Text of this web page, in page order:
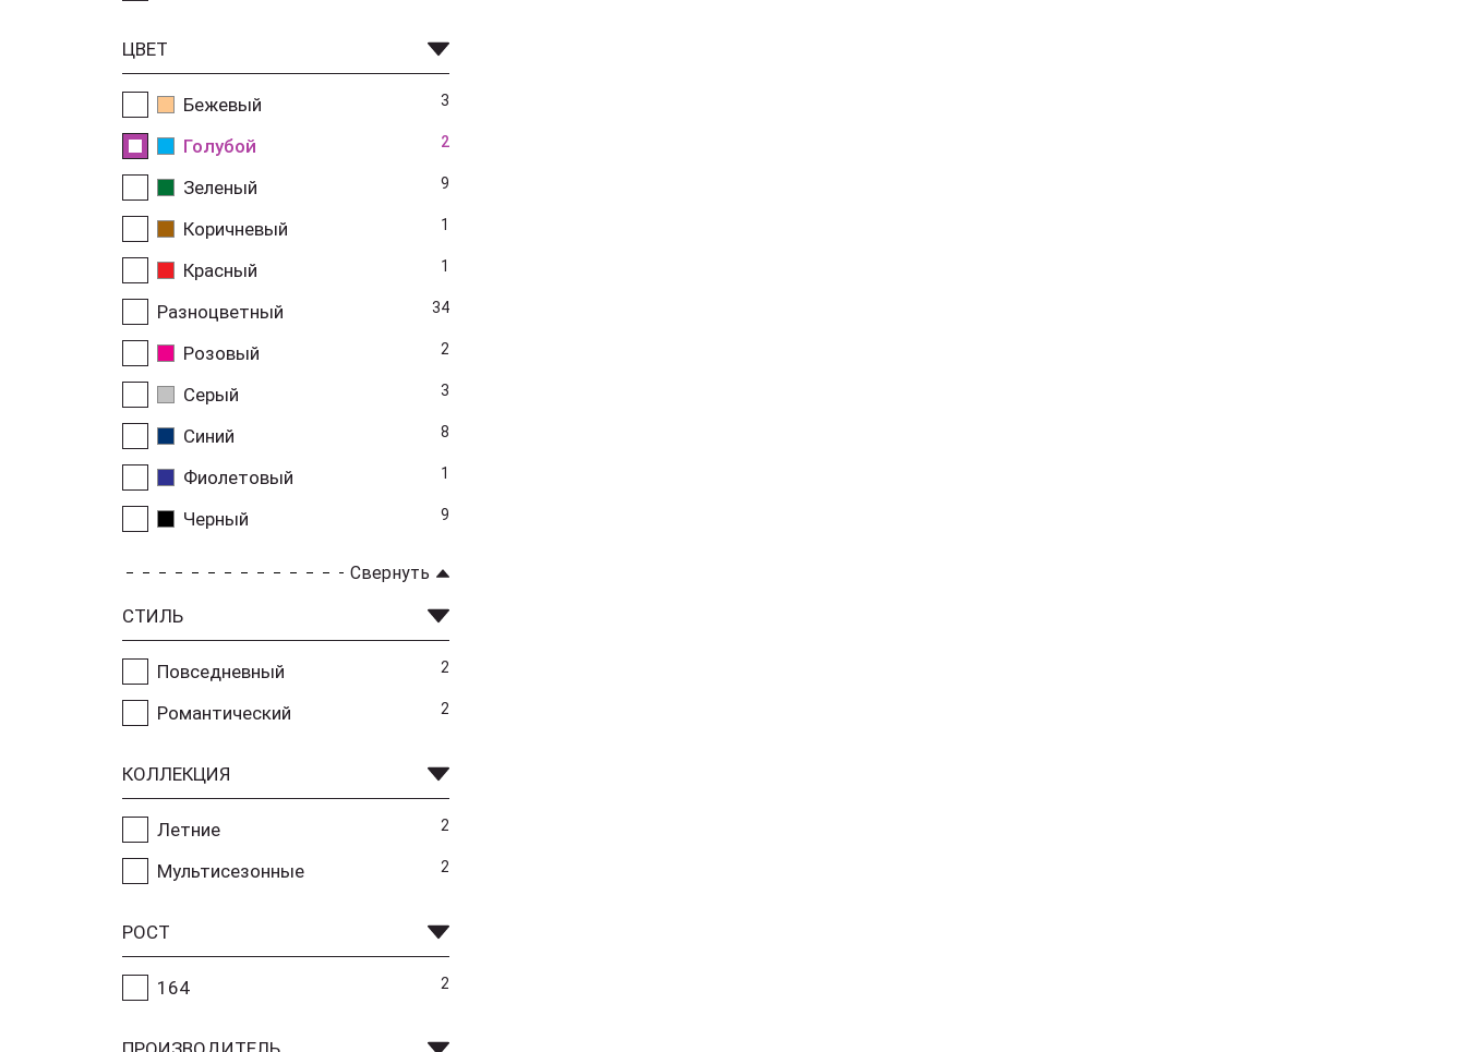
ЦВЕТ
Бежевый 3
Голубой 2
Зеленый 9
Коричневый 1
Красный 1
Разноцветный 34
Розовый 2
Серый 3
Синий 8
Фиолетовый 1
Черный 9
Свернуть
СТИЛЬ
Повседневный 2
Романтический 2
КОЛЛЕКЦИЯ
Летние 2
Мультисезонные 2
РОСТ
164 2